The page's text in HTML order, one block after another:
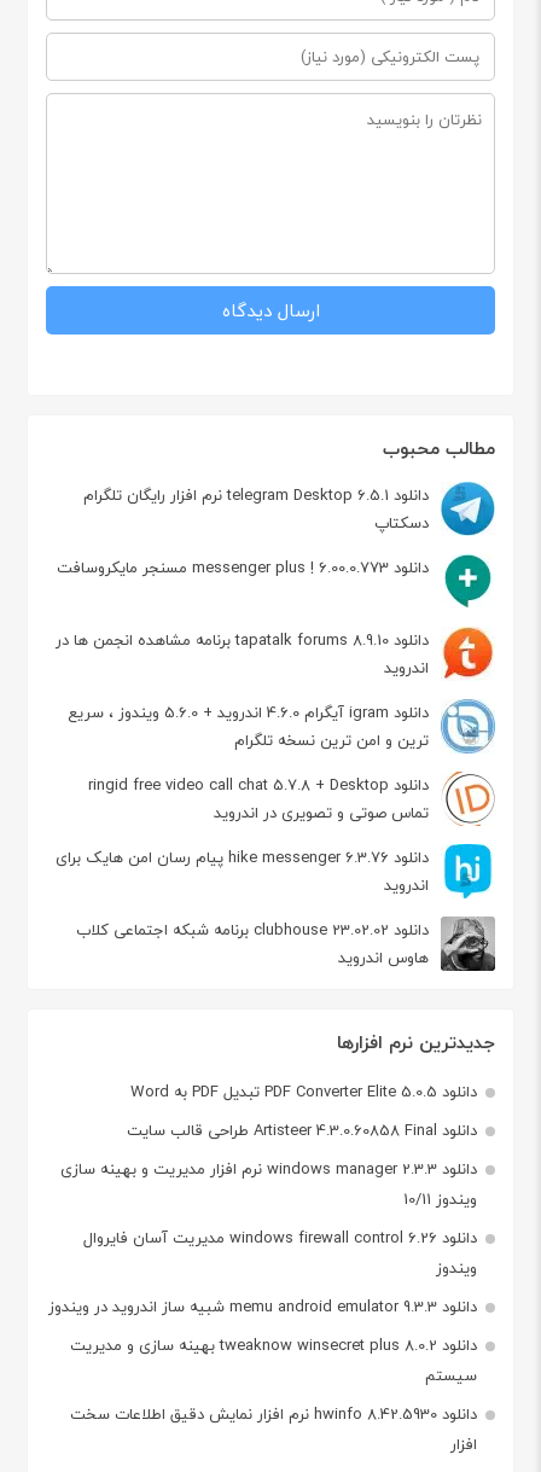
مطالب محبوب
دانلود telegram Desktop 6.5.1 نرم افزار رایگان تلگرام
دسکتاپ
دانلود messenger plus ! 6.00.0.773 مسنجر مایکروسافت
دانلود tapatalk forums 8.9.10 برنامه مشاهده انجمن ها در
اندروید
دانلود igram آیگرام 4.6.0 اندروید + 5.6.0 ویندوز ، سریع
ترین و امن ترین نسخه تلگرام
دانلود ringid free video call chat 5.7.8 + Desktop
تماس صوتی و تصویری در اندروید
دانلود hike messenger 6.3.76 پیام‌ رسان‌ امن هایک برای
اندروید
دانلود clubhouse 23.02.02 برنامه شبکه اجتماعی کلاب
هاوس اندروید
جدیدترین نرم افزارها
دانلود PDF Converter Elite 5.0.5 تبدیل PDF به Word
دانلود Artisteer 4.3.0.60858 Final طراحی قالب سایت
دانلود windows manager 2.3.3 نرم افزار مدیریت و بهینه سازی
ویندوز 10/11
دانلود windows firewall control 6.26 مدیریت آسان فایروال
ویندوز
دانلود memu android emulator 9.3.3 شبیه ساز اندروید در ویندوز
دانلود tweaknow winsecret plus 8.0.2 بهینه سازی و مدیریت
سیستم
دانلود hwinfo 8.42.5930 نرم افزار نمایش دقیق اطلاعات سخت
افزار